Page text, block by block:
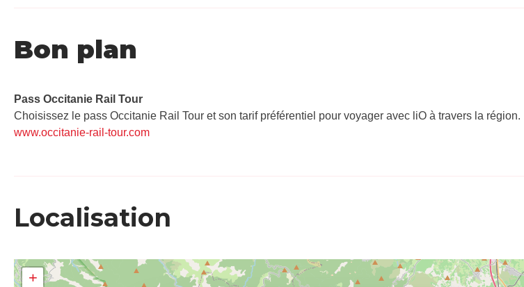
Bon plan
Pass Occitanie Rail Tour​
Choisissez le pass Occitanie Rail Tour et son tarif préférentiel pour voyager avec liO à travers la région.
www.occitanie-rail-tour.com
Localisation
+